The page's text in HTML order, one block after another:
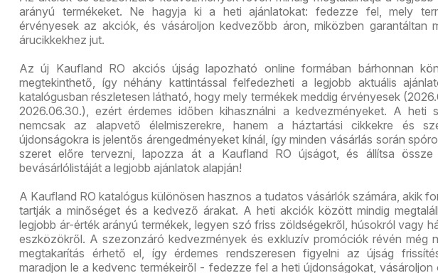
arányú termékeket. Ne hagyja ki a heti ajánlatokat: fedezze fel, mely
érvényesek az akciók, és vásároljon kedvezőbb áron, miközben garantáltan
árucikkekhez jut.
Az új Kaufland RO akciós újság lapozható online formában bárhonnan
megtekinthető, így néhány kattintással felfedezheti a legjobb aktuális
katalógusban részletesen látható, hogy mely termékek meddig érvényesek
2026.06.30.), ezért érdemes időben kihasználni a kedvezményeket. A heti
nemcsak az alapvető élelmiszerekre, hanem a háztartási cikkekre és
újdonságokra is jelentős árengedményeket kínál, így minden vásárlás során
szeret előre tervezni, lapozza át a Kaufland RO újságot, és állítsa
bevásárlólistáját a legjobb ajánlatok alapján!
A Kaufland RO katalógus különösen hasznos a tudatos vásárlók számára, akik
tartják a minőséget és a kedvező árakat. A heti akciók között mindig
legjobb ár-érték arányú termékek, legyen szó friss zöldségekről, húsokról vagy
eszközökről. A szezonzáró kedvezmények és exkluzív promóciók révén még
megtakarítás érhető el, így érdemes rendszeresen figyelni az újság
maradjon le a kedvenc termékeiről - fedezze fel a heti újdonságokat, vásároljon